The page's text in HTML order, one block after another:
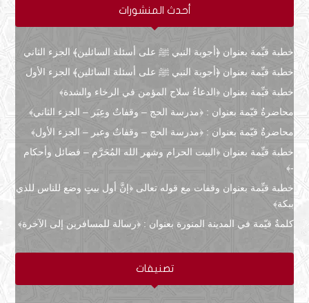
أحدث المنشورات
خطبة قيِّمة بعنوان ﴿أجوبة النبي ﷺ على أسئلة السائلين﴾ الجزء الثاني
خطبة قيِّمة بعنوان ﴿أجوبة النبي ﷺ على أسئلة السائلين﴾ الجزء الأول
خطبة قيِّمة بعنوان ﴿الدعاءُ سلاح المؤمن في الرخاء والشدة﴾
محاضرةٌ قيّمة بعنوان : ﴿مدرسة الحج – وقفاتٌ وعِبَر – الجزء الثاني﴾
محاضرةٌ قيّمة بعنوان : ﴿مدرسة الحج – وقفاتٌ وعبر – الجزء الأول﴾
خطبة قيِّمة بعنوان ﴿البيت الحرام وشهر الله المُحَرَّم – فضائل وأحكام
-﴾
خطبة قيِّمة بعنوان وقفات مع قوله تعالى ﴿إنَّ أول بيتٍ وضع للناس للذي
ببكة﴾
كلمةٌ قيّمة في المدينة المنورة بعنوان : ﴿رسالة للمسافرين إلى الآخرة﴾
تصنيفات